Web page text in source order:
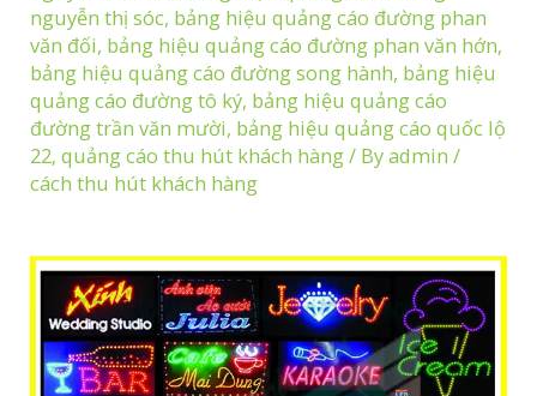
nguyễn thị sóc, bảng hiệu quảng cáo đường phan
văn đối, bảng hiệu quảng cáo đường phan văn hớn,
bảng hiệu quảng cáo đường song hành, bảng hiệu
quảng cáo đường tô ký, bảng hiệu quảng cáo
đường trần văn mười, bảng hiệu quảng cáo quốc lộ
22,quảng cáo thu hút khách hàng/ Byadmin /
cách thu hút khách hàng